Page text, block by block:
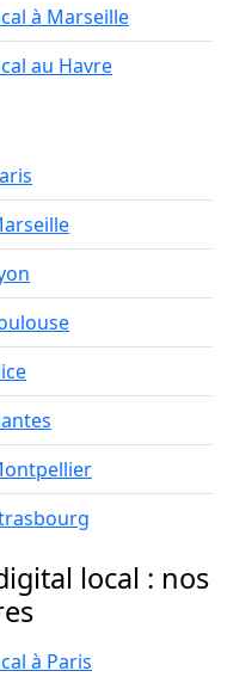
à Marseille
au Havre
local : nos
à Paris